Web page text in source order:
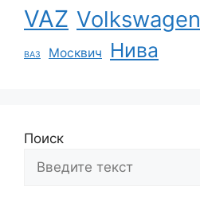
VAZ Volkswagen
ВАЗ Москвич Нива
Поиск